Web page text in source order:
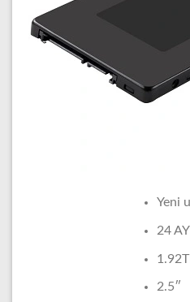
Yeni
24
2.5″